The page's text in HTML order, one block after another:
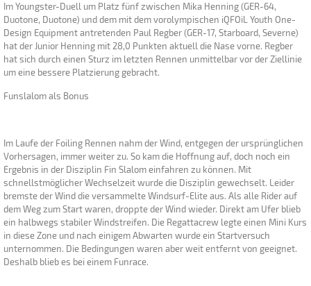
Im Youngster-Duell um Platz fünf zwischen Mika Henning (GER-64,
Duotone, Duotone) und dem mit dem vorolympischen iQFOiL Youth One-
Design Equipment antretenden Paul Regber (GER-17, Starboard, Severne)
hat der Junior Henning mit 28,0 Punkten aktuell die Nase vorne. Regber
hat sich durch einen Sturz im letzten Rennen unmittelbar vor der Ziellinie
um eine bessere Platzierung gebracht.
Funslalom als Bonus
Im Laufe der Foiling Rennen nahm der Wind, entgegen der ursprünglichen
Vorhersagen, immer weiter zu. So kam die Hoffnung auf, doch noch ein
Ergebnis in der Disziplin Fin Slalom einfahren zu können. Mit
schnellstmöglicher Wechselzeit wurde die Disziplin gewechselt. Leider
bremste der Wind die versammelte Windsurf-Elite aus. Als alle Rider auf
dem Weg zum Start waren, droppte der Wind wieder. Direkt am Ufer blieb
ein halbwegs stabiler Windstreifen. Die Regattacrew legte einen Mini Kurs
in diese Zone und nach einigem Abwarten wurde ein Startversuch
unternommen. Die Bedingungen waren aber weit entfernt von geeignet.
Deshalb blieb es bei einem Funrace.